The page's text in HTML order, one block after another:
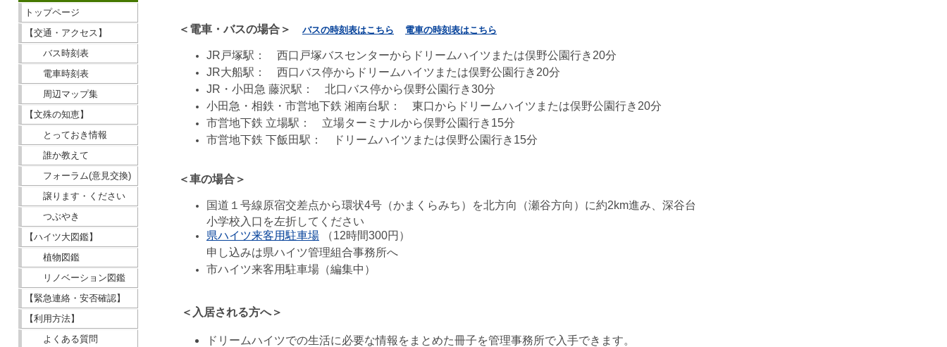
トップページ
【交通・アクセス】
バス時刻表
電車時刻表
周辺マップ集
【文殊の知恵】
とっておき情報
誰か教えて
フォーラム(意見交換)
譲ります・ください
つぶやき
【ハイツ大図鑑】
植物図鑑
リノベーション図鑑
【緊急連絡・安否確認】
【利用方法】
よくある質問
＜電車・バスの場合＞ バスの時刻表はこちら 電車の時刻表はこちら
JR戸塚駅： 西口戸塚バスセンターからドリームハイツまたは俣野公園行き20分
JR大船駅： 西口バス停からドリームハイツまたは俣野公園行き20分
JR・小田急 藤沢駅： 北口バス停から俣野公園行き30分
小田急・相鉄・市営地下鉄 湘南台駅： 東口からドリームハイツまたは俣野公園行き20分
市営地下鉄 立場駅： 立場ターミナルから俣野公園行き15分
市営地下鉄 下飯田駅： ドリームハイツまたは俣野公園行き15分
＜車の場合＞
国道１号線原宿交差点から環状4号（かまくらみち）を北方向（瀬谷方向）に約2km進み、深谷台
小学校入口を左折してください
県ハイツ来客用駐車場 （12時間300円）
申し込みは県ハイツ管理組合事務所へ
市ハイツ来客用駐車場（編集中）
＜入居される方へ＞
ドリームハイツでの生活に必要な情報をまとめた冊子を管理事務所で入手できます。